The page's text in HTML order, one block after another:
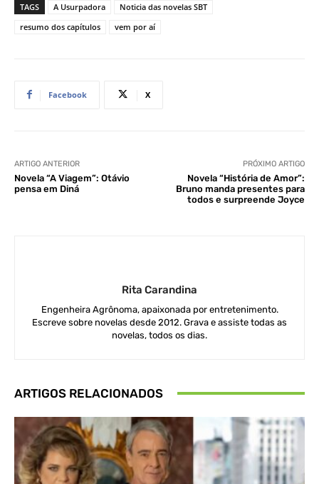
TAGS A Usurpadora
Noticia das novelas SBT
resumo dos capítulos
vem por aí
Facebook X
ARTIGO ANTERIOR
Novela “A Viagem”: Otávio
pensa em Diná
PRÓXIMO ARTIGO
Novela “História de Amor”:
Bruno manda presentes para
todos e surpreende Joyce
Rita Carandina
Engenheira Agrônoma, apaixonada por entretenimento.
Escreve sobre novelas desde 2012. Grava e assiste todas as
novelas, todos os dias.
ARTIGOS RELACIONADOS